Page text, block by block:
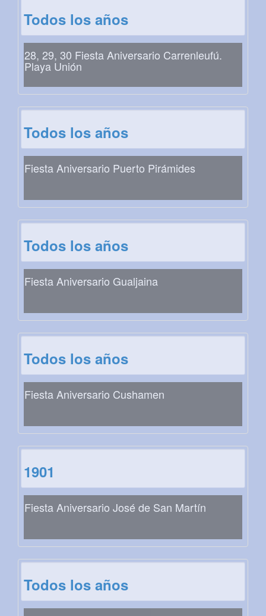
Todos los años
28, 29, 30 Fiesta Aniversario Carrenleufú.
Playa Unión
Todos los años
Fiesta Aniversario Puerto Pirámides
Todos los años
Fiesta Aniversario Gualjaina
Todos los años
Fiesta Aniversario Cushamen
1901
Fiesta Aniversario José de San Martín
Todos los años